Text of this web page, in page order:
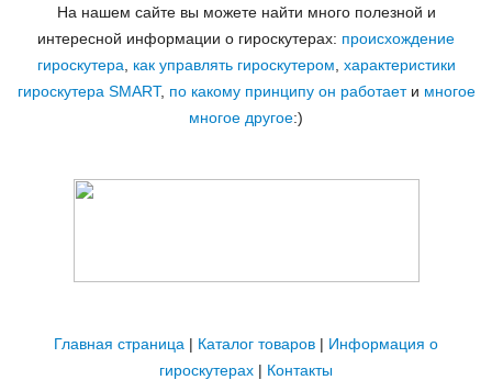
На нашем сайте вы можете найти много полезной и
интересной информации о гироскутерах: происхождение
гироскутера
как управлять гироскутером характеристики
гироскутера SMART, по какому принципу он работаети многое
многое другое:)
Главная страница | Каталог товаров | Информация о
гироскутерах | Контакты